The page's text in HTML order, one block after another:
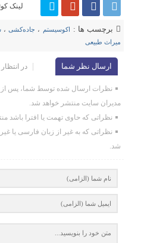
لینک
برچسب ها : اکوسیستم ، جاده‌کشی،
میراث طبیعی
ارسال نظر شما در
نظرات ارسال شده توسط شما، پس از
مدیران سایت منتشر خواهد شد.
نظراتی که حاوی تهمت یا افترا باشد
نظراتی که به غیر از زبان فارسی یا
شد.